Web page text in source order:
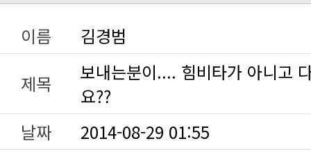
이름
김경범
제목
요??
날짜
2014-08-29 01:55